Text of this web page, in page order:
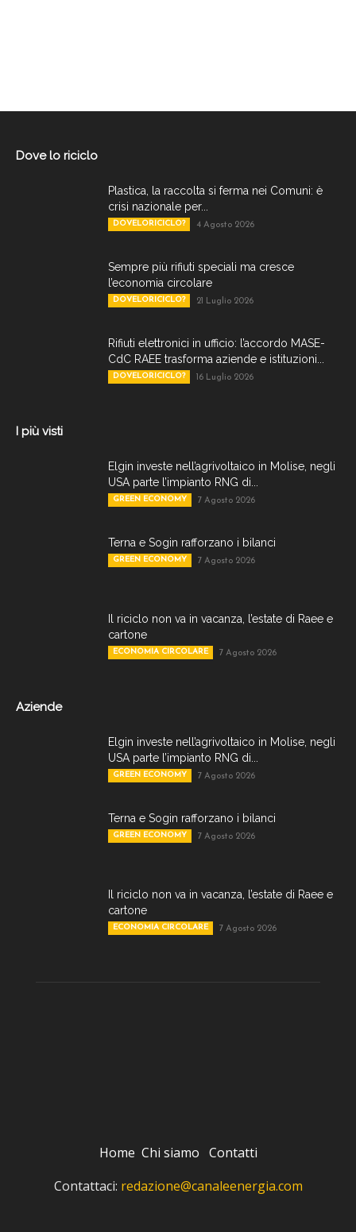
Dove lo riciclo
Plastica, la raccolta si ferma nei Comuni: è
crisi nazionale per...
DOVELORICICLO? 4 Agosto 2026
Sempre più rifiuti speciali ma cresce
l’economia circolare
DOVELORICICLO? 21 Luglio 2026
Rifiuti elettronici in ufficio: l’accordo MASE-
CdC RAEE trasforma aziende e istituzioni...
DOVELORICICLO? 16 Luglio 2026
I più visti
Elgin investe nell’agrivoltaico in Molise, negli
USA parte l’impianto RNG di...
GREEN ECONOMY 7 Agosto 2026
Terna e Sogin rafforzano i bilanci
GREEN ECONOMY 7 Agosto 2026
Il riciclo non va in vacanza, l’estate di Raee e
cartone
ECONOMIA CIRCOLARE 7 Agosto 2026
Aziende
Elgin investe nell’agrivoltaico in Molise, negli
USA parte l’impianto RNG di...
GREEN ECONOMY 7 Agosto 2026
Terna e Sogin rafforzano i bilanci
GREEN ECONOMY 7 Agosto 2026
Il riciclo non va in vacanza, l’estate di Raee e
cartone
ECONOMIA CIRCOLARE 7 Agosto 2026
Home Chi siamo Contatti
Contattaci: redazione@canaleenergia.com